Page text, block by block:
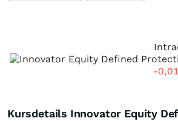
-0,01
Kursdetails Innovator Equity